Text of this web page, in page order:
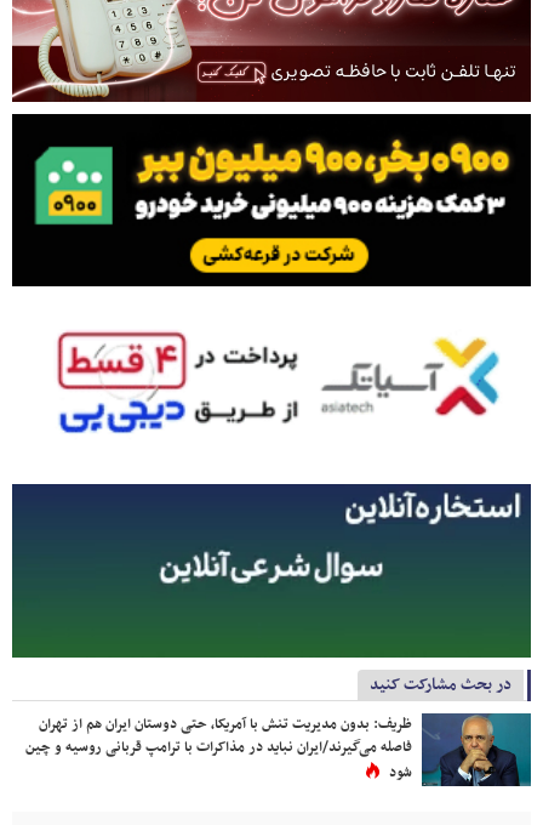
در بحث مشارکت کنید
ظریف: بدون مدیریت تنش با آمریکا، حتی دوستان ایران هم از تهران
فاصله می‌گیرند/ایران نباید در مذاکرات با ترامپ قربانی روسیه و چین
شود